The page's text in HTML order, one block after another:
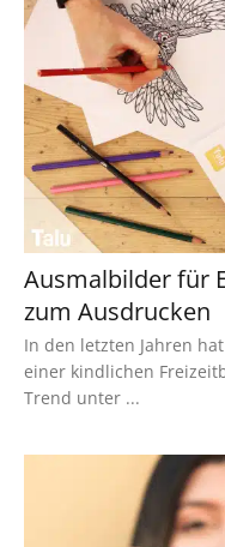
Ausmalbilder für
zum Ausdrucken
In den letzten Jahren
einer kindlichen
Trend unter ...